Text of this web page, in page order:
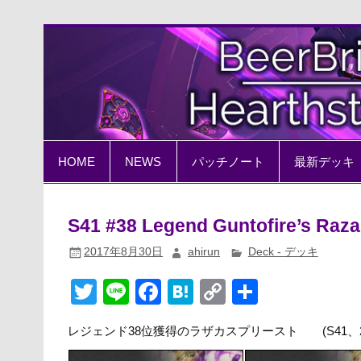
BeerBrick Hearthstone
ハースストーン情報サイト
HOME NEWS パッチノート 最新デッキ
S41 #38 Legend Guntofire’s
2017年8月30日 ahirun Deck - デッキ
T
tt
Li
e
F
c
H
e
C
p
レジェンド38位獲得のラザカスプリースト (S41、